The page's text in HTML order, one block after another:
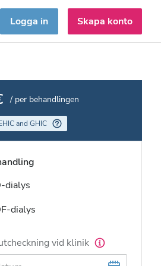
Logga in Skapa konto
/ per behandlingen
and GHIC
dialys
dialys
vid klinik